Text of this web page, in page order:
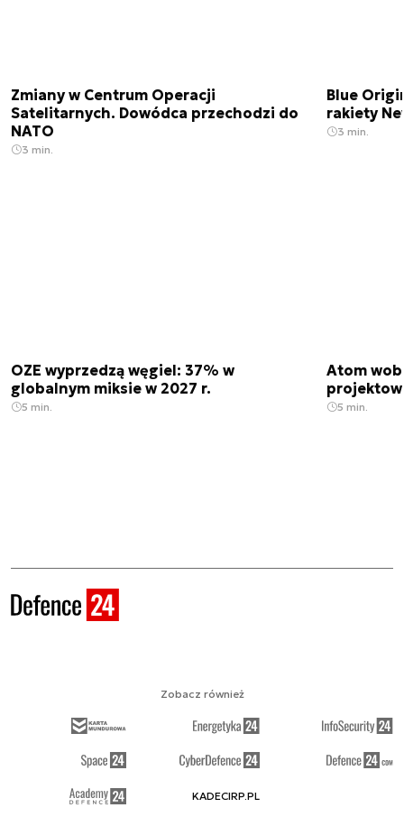
Zmiany w Centrum Operacji
Satelitarnych. Dowódca przechodzi do
NATO
3 min.
Blue
rakiety
3 min.
OZE wyprzedzą węgiel: 37% w
globalnym miksie w 2027 r.
5 min.
Atom
5 min.
Zobacz również
KADECIRP.PL